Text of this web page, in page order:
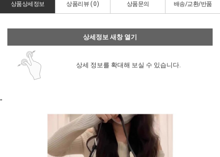
상품상세정보 상품리뷰 ( 0) 상품문의 배송/교환/반품
상세정보 새창 열기
상세 정보를 확대해 보실 수 있습니다.
"